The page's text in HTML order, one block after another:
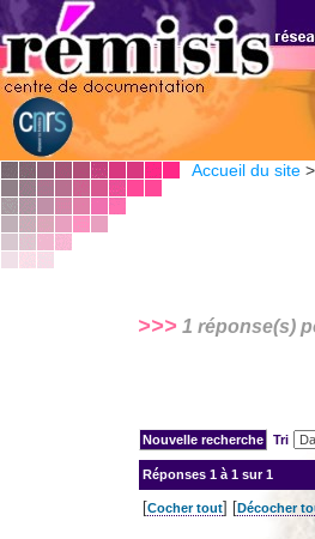
Accueil du site >
>>> 1 réponse(s)
Tri
Réponses 1 à 1 sur 1
[Cocher tout] [Décocher